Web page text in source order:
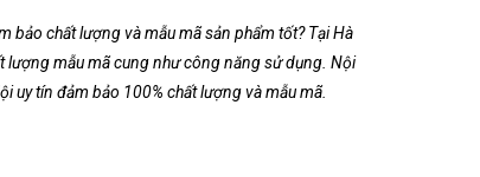
bảo chất lượng và mẫu mã sản phẩm tốt? Tại Hà
lượng mẫu mã cung như công năng sử dụng. Nội
uy tín đảm bảo 100% chất lượng và mẫu mã.